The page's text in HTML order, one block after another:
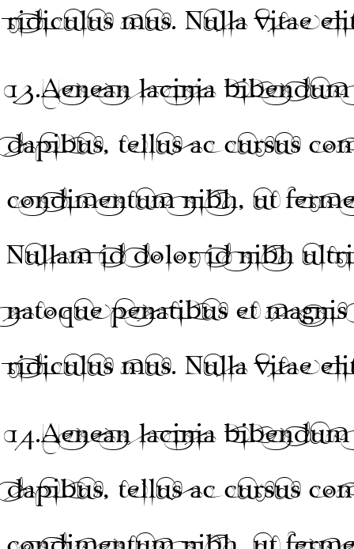
ridiculus mus. Nulla vitae
13.Aenean lacinia
dapibus, tellus ac cursus
condimentum nibh, ut
Nullam id dolor id nibh
natoque penatibus et
ridiculus mus. Nulla vitae
14.Aenean lacinia
dapibus, tellus ac cursus